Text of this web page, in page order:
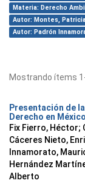
Materia: Derecho
Autor: Montes,
Autor: Padrón
Mostrando ítems
Presentación de
Derecho en México
Fix Fierro, Héctor;
Cáceres Nieto,
Innamorato,
Hernández
Alberto